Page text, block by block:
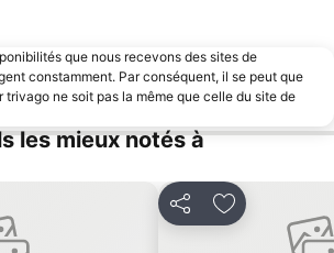
que nous recevons des sites de
constamment. Par conséquent, il se peut que
trivago ne soit pas la même que celle du site de
les mieux notés à
favoris PartagerAjouter à